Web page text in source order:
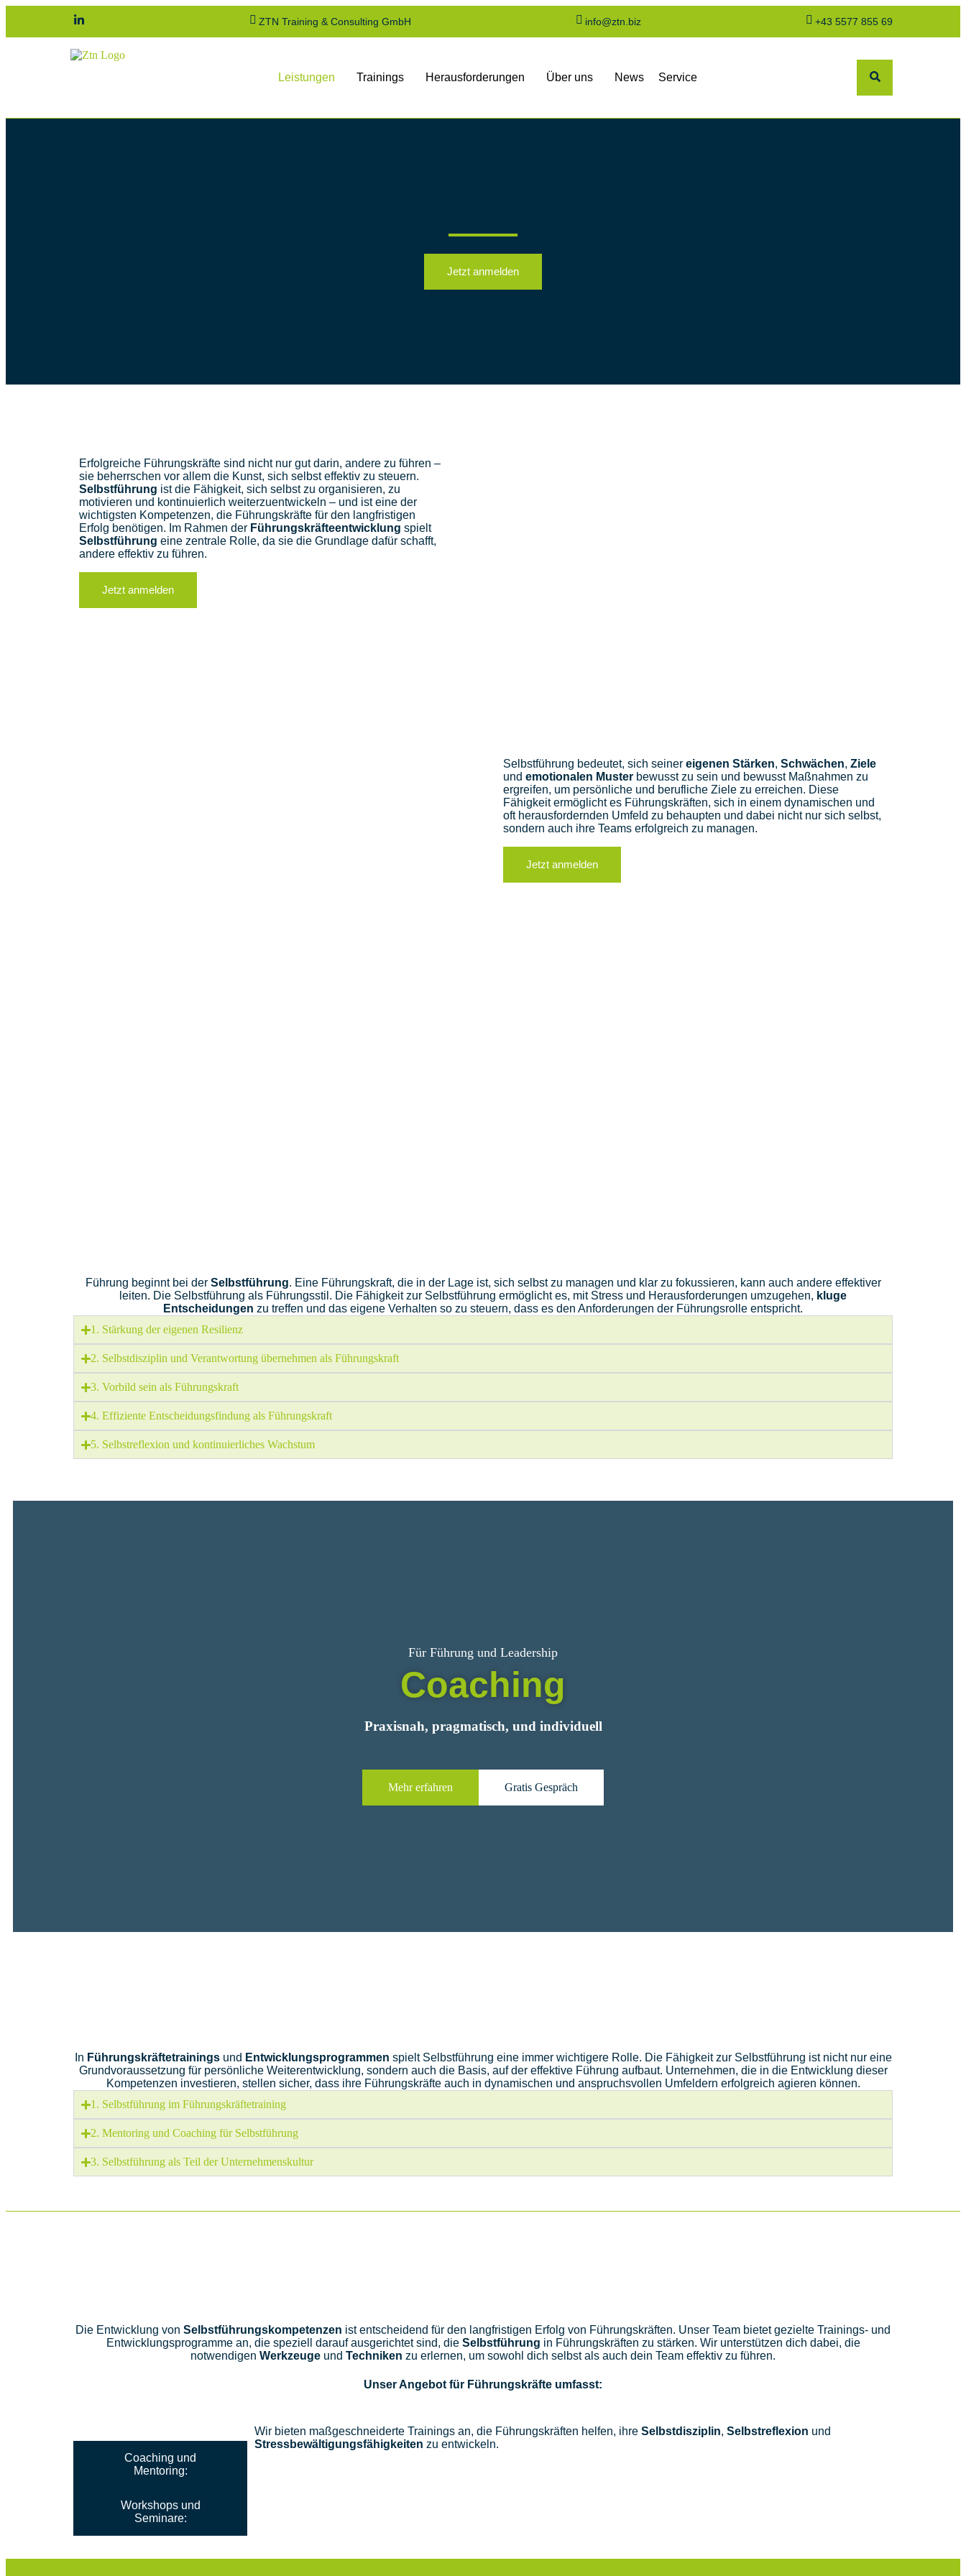
ZTN Training & Consulting GmbH info@ztn.biz +43 5577 855 69
Leistungen Trainings Herausforderungen Über uns News Service
Jetzt anmelden
Erfolgreiche Führungskräfte sind nicht nur gut darin, andere zu führen –
sie beherrschen vor allem die Kunst, sich selbst effektiv zu steuern.
Selbstführung ist die Fähigkeit, sich selbst zu organisieren, zu
motivieren und kontinuierlich weiterzuentwickeln – und ist eine der
wichtigsten Kompetenzen, die Führungskräfte für den langfristigen
Erfolg benötigen. Im Rahmen der Führungskräfteentwicklung spielt
Selbstführung eine zentrale Rolle, da sie die Grundlage dafür schafft,
andere effektiv zu führen.
Jetzt anmelden
Selbstführung bedeutet, sich seinereigenen Stärken,Schwächen,Ziele
undemotionalen Muster bewusst zu sein und bewusst Maßnahmen zu
ergreifen, um persönliche und berufliche Ziele zu erreichen. Diese
Fähigkeit ermöglicht es Führungskräften, sich in einem dynamischen und
oft herausfordernden Umfeld zu behaupten und dabei nicht nur sich selbst,
sondern auch ihre Teams erfolgreich zu managen.
Jetzt anmelden
Führung beginnt bei der Selbstführung. Eine Führungskraft, die in der Lage ist, sich selbst zu managen und klar zu fokussieren, kann auch andere effektiver
leiten. Die Selbstführung als Führungsstil. Die Fähigkeit zur Selbstführung ermöglicht es, mit Stress und Herausforderungen umzugehen, kluge
Entscheidungen zu treffen und das eigene Verhalten so zu steuern, dass es den Anforderungen der Führungsrolle entspricht.
1. Stärkung der eigenen Resilienz
2. Selbstdisziplin und Verantwortung übernehmen als Führungskraft
3. Vorbild sein als Führungskraft
4. Effiziente Entscheidungsfindung als Führungskraft
5. Selbstreflexion und kontinuierliches Wachstum
Für Führung und Leader­ship
Coaching
Praxisnah, pragmatisch, und individuell
Mehr erfahren Gratis Gespräch
In Führungskräftetrainingsund Entwicklungsprogrammen spielt Selbstführung eine immer wichtigere Rolle. Die Fähigkeit zur Selbstführung ist nicht nur eine
Grundvoraussetzung für persönliche Weiterentwicklung, sondern auch die Basis, auf der effektive Führung aufbaut. Unternehmen, die in die Entwicklung dieser
Kompetenzen investieren, stellen sicher, dass ihre Führungskräfte auch in dynamischen und anspruchsvollen Umfeldern erfolgreich agieren können.
1. Selbstführung im Führungskräftetraining
2. Mentoring und Coaching für Selbstführung
3. Selbstführung als Teil der Unternehmenskultur
Die Entwicklung von Selbstführungskompetenzen ist entscheidend für den langfristigen Erfolg von Führungskräften. Unser Team bietet gezielte Trainings- und
Entwicklungsprogramme an, die speziell darauf ausgerichtet sind, die Selbstführung in Führungskräften zu stärken. Wir unterstützen dich dabei, die
notwendigen Werkzeuge und Techniken zu erlernen, um sowohl dich selbst als auch dein Team effektiv zu führen.
Unser Angebot für Führungskräfte umfasst:
Coaching und
Mentoring:
Workshops und
Seminare:
Wir bieten maßgeschneiderte Trainings an, die Führungskräften helfen, ihre Selbstdisziplin, Selbstreflexion und
Stressbewältigungsfähigkeiten zu entwickeln.